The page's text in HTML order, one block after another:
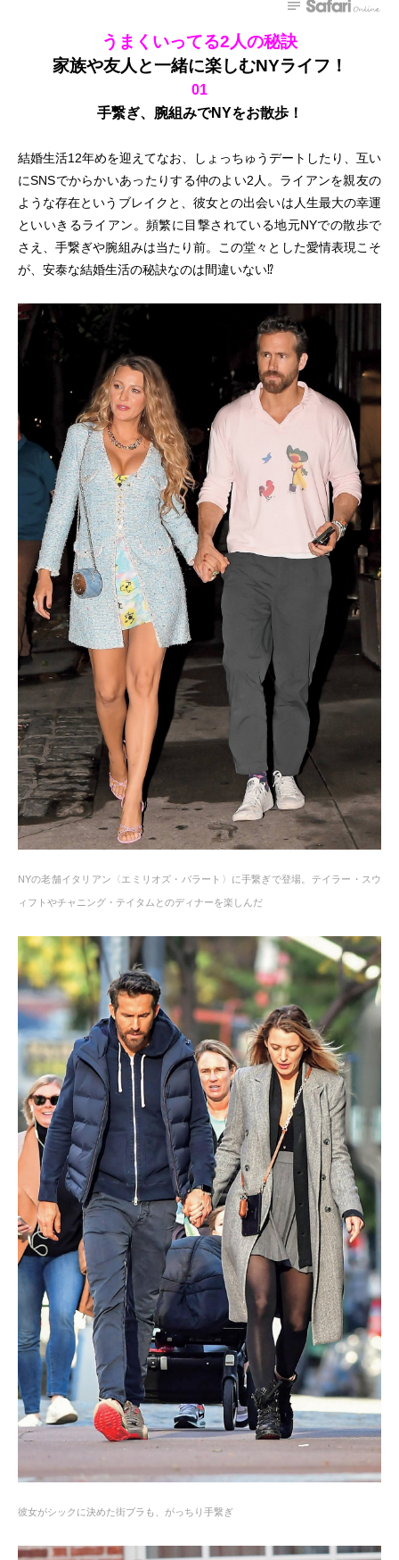
うまくいってる2人の秘訣
家族や友人と一緒に楽しむNYライフ！
01
手繋ぎ、腕組みでNYをお散歩！
結婚生活12年めを迎えてなお、しょっちゅうデートしたり、互い
にSNSでからかいあったりする仲のよい2人。ライアンを親友の
ような存在というブレイクと、彼女との出会いは人生最大の幸運
といいきるライアン。頻繁に目撃されている地元NYでの散歩で
さえ、手繋ぎや腕組みは当たり前。この堂々とした愛情表現こそ
が、安泰な結婚生活の秘訣なのは間違いない⁉
NYの老舗イタリアン〈エミリオズ・バラート〉に手繋ぎで登場。テイラー・スウ
ィフトやチャニング・テイタムとのディナーを楽しんだ
彼女がシックに決めた街ブラも、がっちり手繋ぎ